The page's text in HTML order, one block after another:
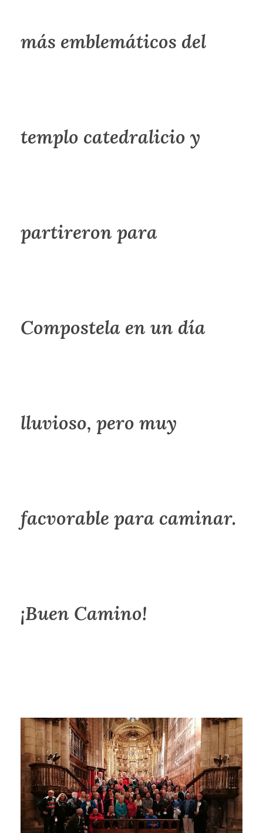
más emblemáticos del
templo catedralicio y
partireron para
Compostela en un día
lluvioso, pero muy
facvorable para caminar.
¡Buen Camino!